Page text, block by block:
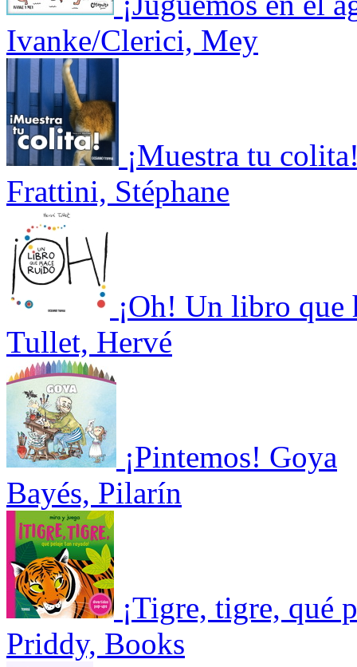
Ivanke/Clerici, Mey
¡Muestra tu
Frattini, Stéphane
¡Oh! Un libro que
Tullet, Hervé
¡Pintemos! Goya
Bayés, Pilarín
¡Tigre, tigre, qué
Priddy, Books